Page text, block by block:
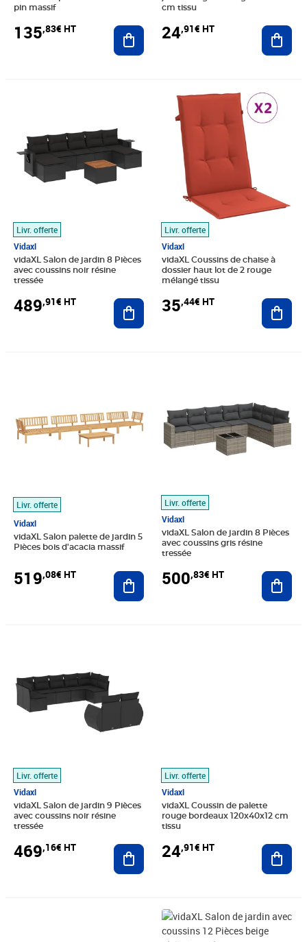
pin massif
135,83€ HT Ajouter au panier
cm tissu
24,91€ HT
Livr. offerte
Vidaxl
vidaXL Salon de jardin 8 Pièces
avec coussins noir résine
tressée
489,91€ HT Ajouter au panier
Livr. offerte
Vidaxl
vidaXL Coussins de chaise à
dossier haut lot de 2 rouge
mélangé tissu
35,44€ HT
Prix 35,44€ HT
Livr. offerte
Vidaxl
vidaXL Salon palette de jardin 5
Pièces bois d'acacia massif
519,08€ HT Ajouter au panier
Livr. offerte
Vidaxl
vidaXL Salon de jardin 8 Pièces
avec coussins gris résine
tressée
500,83€ HT
Livr. offerte
Vidaxl
vidaXL Salon de jardin 9 Pièces
avec coussins noir résine
tressée
469,16€ HT Ajouter au panier
Livr. offerte
Vidaxl
vidaXL Coussin de palette
rouge bordeaux 120x40x12 cm
tissu
24,91€ HT
Prix 674,99€ HT